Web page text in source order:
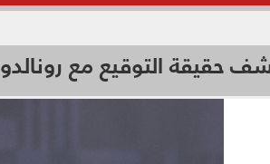
التوقيع مع رونالدو